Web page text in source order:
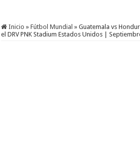
Inicio » Fútbol Mundial » Guatemala vs
el DRV PNK Stadium Estados Unidos |